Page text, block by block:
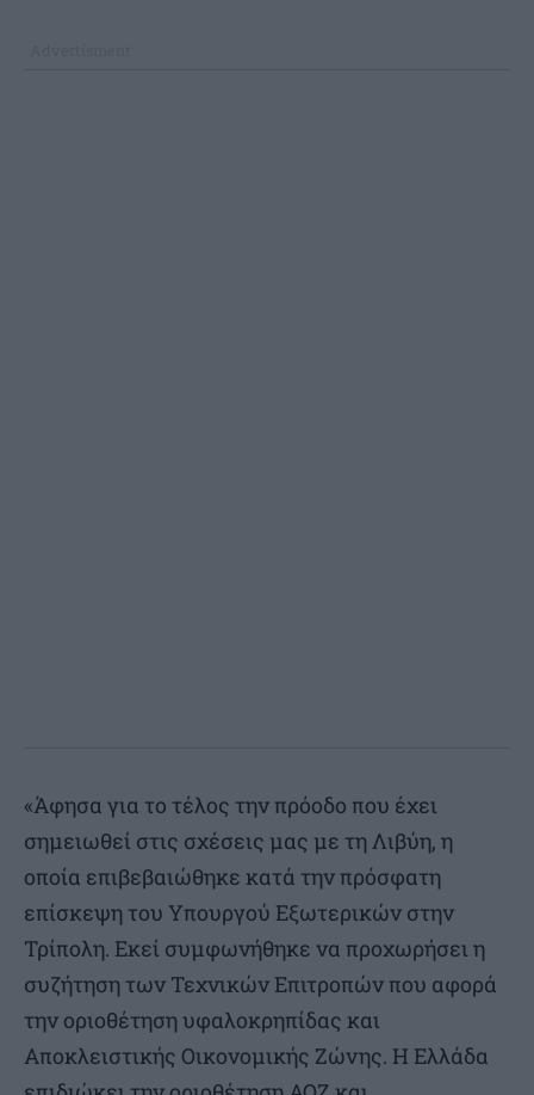
«Άφησα για το τέλος την πρόοδο που έχει
σημειωθεί στις σχέσεις μας με τη Λιβύη, η
οποία επιβεβαιώθηκε κατά την πρόσφατη
επίσκεψη του Υπουργού Εξωτερικών στην
Τρίπολη. Εκεί συμφωνήθηκε να προχωρήσει η
συζήτηση των Τεχνικών Επιτροπών που αφορά
την οριοθέτηση υφαλοκρηπίδας και
Αποκλειστικής Οικονομικής Ζώνης. Η Ελλάδα